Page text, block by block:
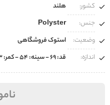
کشور:
هلند
جنس:
Polyster
وضعیت:
استوک فروشگاهی
اندازه:
قد: 69 - سینه: 54 - کمر: 53